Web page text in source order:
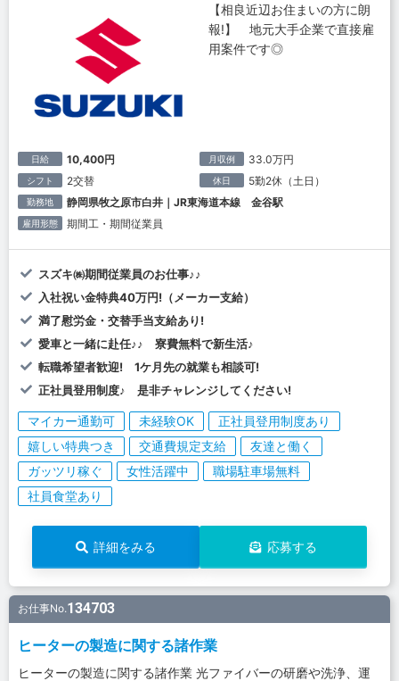
【相良近辺お住まいの方に朗
報!】 地元大手企業で直接雇
用案件です◎
日給 10,400円 月収例 33.0万円
シフト 2交替 休日 5勤2休（土日）
勤務地 静岡県牧之原市白井｜JR東海道本線 金谷駅
雇用形態 期間工・期間従業員
スズキ㈱期間従業員のお仕事♪♪
入社祝い金特典40万円!（メーカー支給）
満了慰労金・交替手当支給あり!
愛車と一緒に赴任♪♪ 寮費無料で新生活♪
転職希望者歓迎! 1ケ月先の就業も相談可!
正社員登用制度♪ 是非チャレンジしてください!
マイカー通勤可 未経験OK
正社員登用制度あり
嬉しい特典つき
交通費規定支給
友達と働く
ガッツリ稼ぐ
女性活躍中
職場駐車場無料
社員食堂あり
詳細をみる 応募する
お仕事No.134703
ヒーターの製造に関する諸作業
ヒーターの製造に関する諸作業 光ファイバーの研磨や洗浄、運